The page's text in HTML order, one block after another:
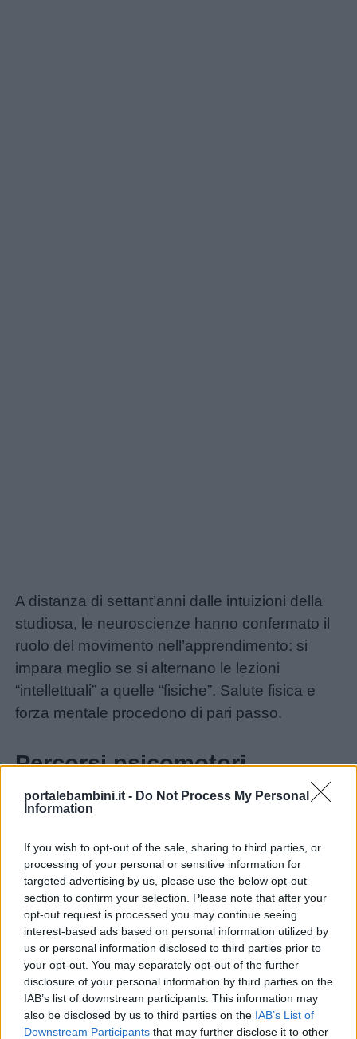
portalebambini.it - Do Not Process My Personal
Information
If you wish to opt-out of the sale, sharing to third parties, or
processing of your personal or sensitive information for
targeted advertising by us, please use the below opt-out
section to confirm your selection. Please note that after your
opt-out request is processed you may continue seeing
interest-based ads based on personal information utilized by
us or personal information disclosed to third parties prior to
your opt-out. You may separately opt-out of the further
disclosure of your personal information by third parties on the
IAB’s list of downstream participants. This information may
also be disclosed by us to third parties on the IAB’s List of
Downstream Participants that may further disclose it to other
Chi
siamo
Contatti
policy
A distanza di settant’anni dalle intuizioni della
studiosa, le neuroscienze hanno confermato il
ruolo del movimento nell’apprendimento: si
impara meglio se si alternano le lezioni
“intellettuali” a quelle “fisiche”. Salute fisica e
forza mentale procedono di pari passo.
Percorsi psicomotori
I percorsi psicomotori sono giochi di percorsi
sfide. Sono particolarmente indicati per i
bambini da 3 a 6 anni e si possono prevedere
diversi livelli di difficoltà.Italveneta Didattica
propone un kit modulare per allestire percorsi
psicomotori in classe, in palestra o all’esterno.